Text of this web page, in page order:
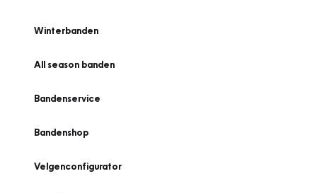
Winterbanden
All season banden
Bandenservice
Bandenshop
Velgenconfigurator